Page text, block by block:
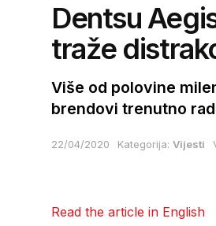
Dentsu
traže
Više od polovine
brendovi trenutno
22/04/2020 Kategorija: Vijesti
Read the article in English